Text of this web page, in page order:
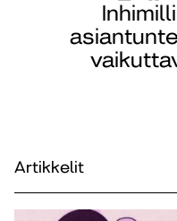
Artikkelit